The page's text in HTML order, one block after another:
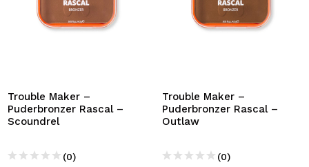
Trouble Maker –
Puderbronzer Rascal –
Scoundrel
(0)
Trouble Maker –
Puderbronzer Rascal –
Outlaw
(0)